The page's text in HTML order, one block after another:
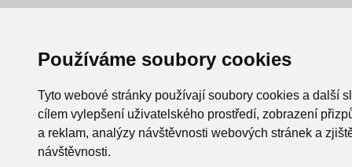
Používáme soubory cookies
Tyto webové stránky používají soubory cookies a další
cílem vylepšení uživatelského prostředí, zobrazení
a reklam, analýzy návštěvnosti webových stránek a
návštěvnosti.